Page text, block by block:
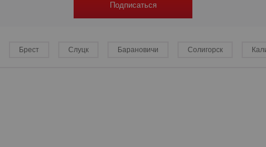
Подписаться
Брест Слуцк Барановичи Солигорск